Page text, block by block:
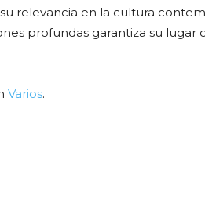
relevancia en la cultura
profundas garantiza su lugar
Varios.